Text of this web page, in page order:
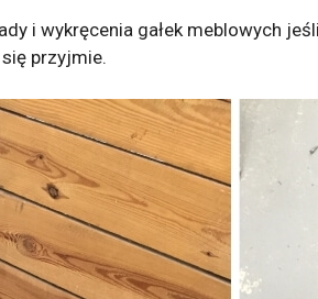
i wykręcenia gałek meblowych
przyjmie.